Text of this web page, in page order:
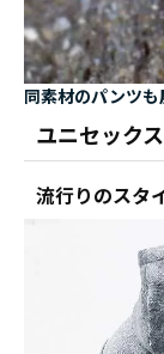
同素材のパンツも
ユニセック
流行りのスタ